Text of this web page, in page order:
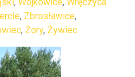
, Zbrosławice,
, Żory, Żywiec